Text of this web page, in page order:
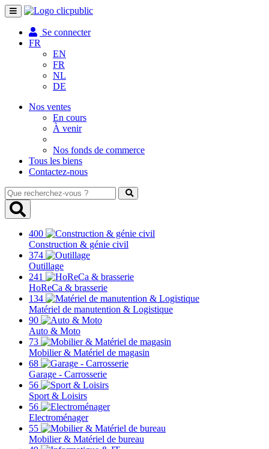
Toggle
navigation
Se connecter
FR
EN
FR
NL
DE
Nos ventes
En cours
À venir
Nos fonds de commerce
Tous les biens
Contactez-nous
Que
recherchez-
vous
400
Construction & génie civil
374
Outillage
241
HoReCa & brasserie
134
Matériel de manutention & Logistique
90
Auto & Moto
73
Mobilier & Matériel de magasin
68
Garage - Carrosserie
56
Sport & Loisirs
56
Electroménager
55
Mobilier & Matériel de bureau